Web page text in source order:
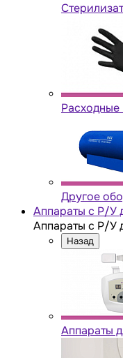
Другое
Аппараты с Р/У
Аппараты с Р/У
Назад
Аппараты